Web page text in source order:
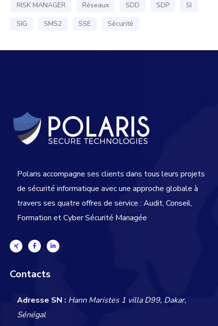
RISK MANAGER
Réseaux SDD SDP
SI
SIG
SMS2 SSE Sécurité
Polaris accompagne ses clients dans tous leurs projets
de sécurité informatique avec une approche globale à
travers ses quatre offres de service : Audit, Conseil,
Formation et Cyber Sécurité Managée
Contacts
Adresse SN : Hann Maristes 1 villa D99, Dakar,
Sénégal